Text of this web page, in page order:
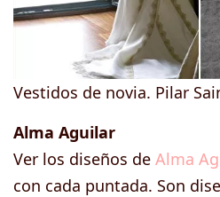
Vestidos de novia. Pilar
Alma Aguilar
Ver los diseños de Alma
con cada puntada. Son